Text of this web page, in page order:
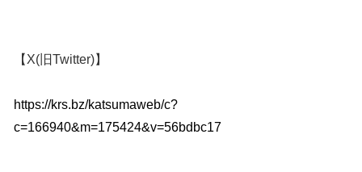
【X(旧Twitter)】
https://krs.bz/katsumaweb/c?
c=166940&m=175424&v=56bdbc17